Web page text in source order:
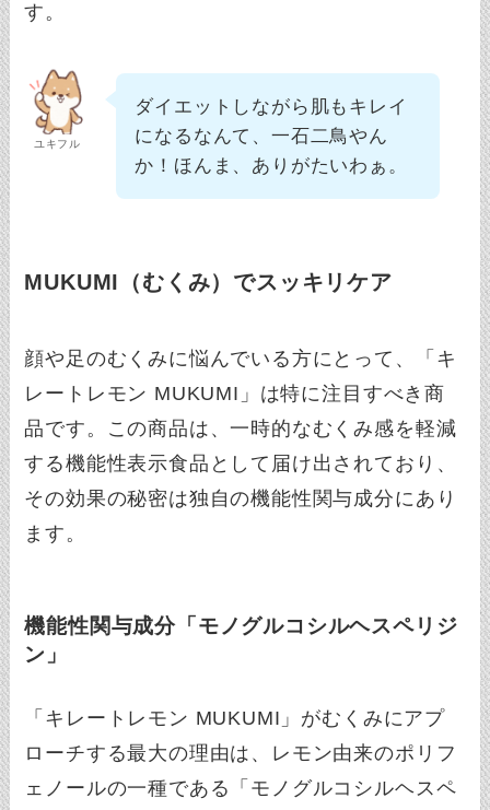
す。
ユキフル
ダイエットしながら肌もキレイ
になるなんて、一石二鳥やん
か！ほんま、ありがたいわぁ。
MUKUMI（むくみ）でスッキリケア
顔や足のむくみに悩んでいる方にとって、「キ
レートレモン MUKUMI」は特に注目すべき商
品です。この商品は、一時的なむくみ感を軽減
する機能性表示食品として届け出されており、
その効果の秘密は独自の機能性関与成分にあり
ます。
機能性関与成分「モノグルコシルヘスペリジ
ン」
「キレートレモン MUKUMI」がむくみにアプ
ローチする最大の理由は、レモン由来のポリフ
ェノールの一種である「モノグルコシルヘスペ